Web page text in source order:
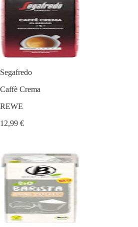
Segafredo
Caffè Crema
REWE
12,99 €